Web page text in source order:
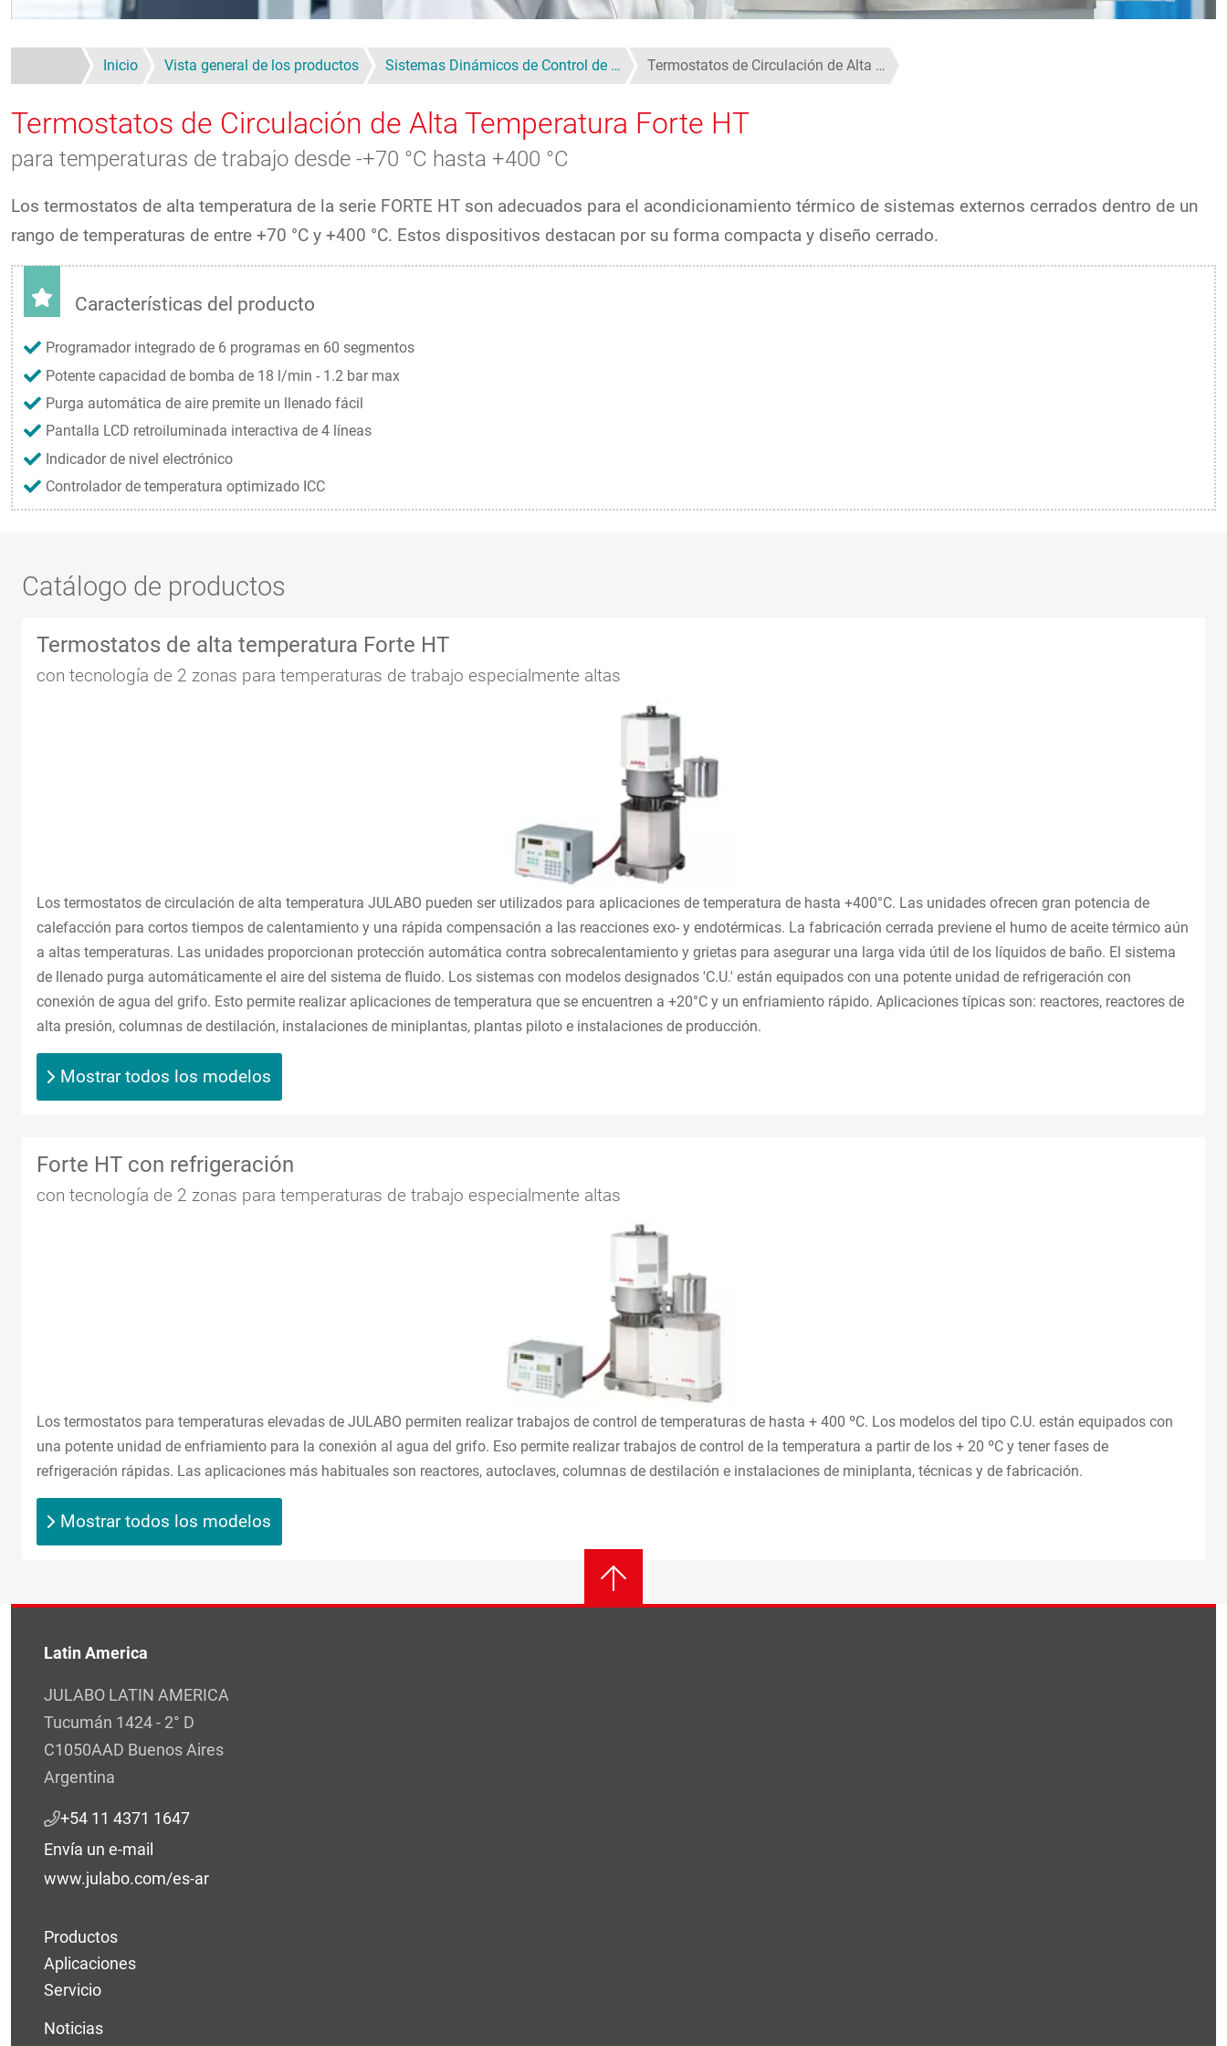
Inicio Vista general de los productos Sistemas Dinámicos de Control de … Termostatos de Circulación de Alta …
Termostatos de Circulación de Alta Temperatura Forte HT
para temperaturas de trabajo desde -+70 °C hasta +400 °C
Los termostatos de alta temperatura de la serie FORTE HT son adecuados para el acondicionamiento térmico de sistemas externos cerrados dentro de un
rango de temperaturas de entre +70 °C y +400 °C. Estos dispositivos destacan por su forma compacta y diseño cerrado.
Características del producto
Programador integrado de 6 programas en 60 segmentos
Potente capacidad de bomba de 18 l/min - 1.2 bar max
Purga automática de aire premite un llenado fácil
Pantalla LCD retroiluminada interactiva de 4 líneas
Indicador de nivel electrónico
Controlador de temperatura optimizado ICC
Catálogo de productos
Termostatos de alta temperatura Forte HT
con tecnología de 2 zonas para temperaturas de trabajo especialmente altas
Los termostatos de circulación de alta temperatura JULABO pueden ser utilizados para aplicaciones de temperatura de hasta +400°C. Las unidades ofrecen gran potencia de
calefacción para cortos tiempos de calentamiento y una rápida compensación a las reacciones exo- y endotérmicas. La fabricación cerrada previene el humo de aceite térmico aún
a altas temperaturas. Las unidades proporcionan protección automática contra sobrecalentamiento y grietas para asegurar una larga vida útil de los líquidos de baño. El sistema
de llenado purga automáticamente el aire del sistema de fluido. Los sistemas con modelos designados 'C.U.' están equipados con una potente unidad de refrigeración con
conexión de agua del grifo. Esto permite realizar aplicaciones de temperatura que se encuentren a +20°C y un enfriamiento rápido. Aplicaciones típicas son: reactores, reactores de
alta presión, columnas de destilación, instalaciones de miniplantas, plantas piloto e instalaciones de producción.
Mostrar todos los modelos
Forte HT con refrigeración
con tecnología de 2 zonas para temperaturas de trabajo especialmente altas
Los termostatos para temperaturas elevadas de JULABO permiten realizar trabajos de control de temperaturas de hasta + 400 ºC. Los modelos del tipo C.U. están equipados con
una potente unidad de enfriamiento para la conexión al agua del grifo. Eso permite realizar trabajos de control de la temperatura a partir de los + 20 ºC y tener fases de
refrigeración rápidas. Las aplicaciones más habituales son reactores, autoclaves, columnas de destilación e instalaciones de miniplanta, técnicas y de fabricación.
Mostrar todos los modelos
Latin America
JULABO LATIN AMERICA
Tucumán 1424 - 2° D
C1050AAD Buenos Aires
Argentina
+54 11 4371 1647
Envía un e-mail
www.julabo.com/es-ar
Productos
Aplicaciones
Servicio
Noticias